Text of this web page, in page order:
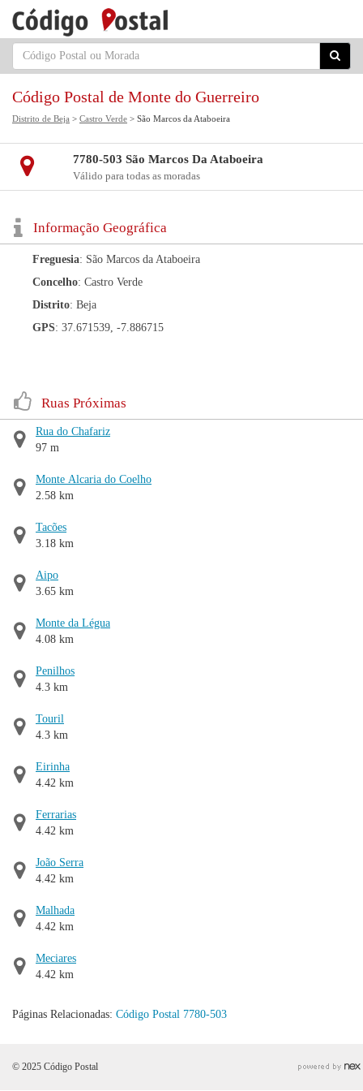
Código Postal de Monte do Guerreiro
Distrito de Beja > Castro Verde > São Marcos da Ataboeira
7780-503 São Marcos Da Ataboeira
Válido para todas as moradas
Informação Geográfica
Freguesia: São Marcos da Ataboeira
Concelho: Castro Verde
Distrito: Beja
GPS: 37.671539, -7.886715
Ruas Próximas
Rua do Chafariz
97 m
Monte Alcaria do Coelho
2.58 km
Tacões
3.18 km
Aipo
3.65 km
Monte da Légua
4.08 km
Penilhos
4.3 km
Touril
4.3 km
Eirinha
4.42 km
Ferrarias
4.42 km
João Serra
4.42 km
Malhada
4.42 km
Meciares
4.42 km
Páginas Relacionadas: Código Postal 7780-503
© 2025 Código Postal